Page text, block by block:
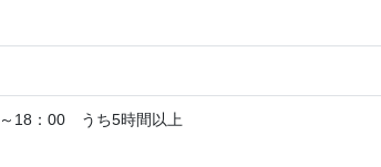
18：00 うち5時間以上